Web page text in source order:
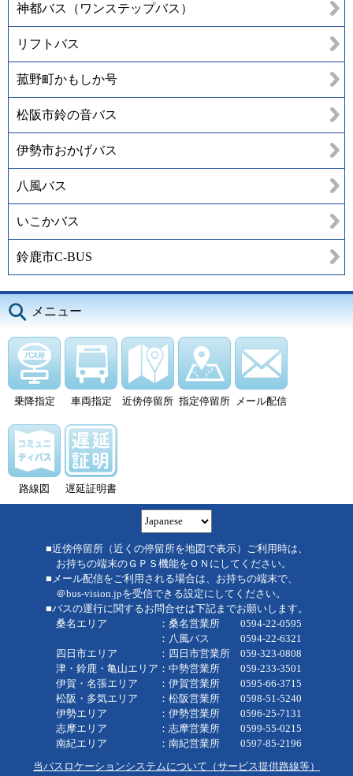
神都バス（ワンステップバス）
リフトバス
菰野町かもしか号
松阪市鈴の音バス
伊勢市おかげバス
八風バス
いこかバス
鈴鹿市C-BUS
メニュー
乗降指定 車両指定 近傍停留所 指定停留所 メール配信
路線図 遅延証明書
■近傍停留所（近くの停留所を地図で表示）ご利用時は、
お持ちの端末のＧＰＳ機能をＯＮにしてください。
■メール配信をご利用される場合は、お持ちの端末で、
＠bus-vision.jpを受信できる設定にしてください。
■バスの運行に関するお問合せは下記までお願いします。
桑名エリア ：桑名営業所 0594-22-0595
：八風バス 0594-22-6321
四日市エリア ：四日市営業所 059-323-0808
津・鈴鹿・亀山エリア：中勢営業所 059-233-3501
伊賀・名張エリア ：伊賀営業所 0595-66-3715
松阪・多気エリア ：松阪営業所 0598-51-5240
伊勢エリア ：伊勢営業所 0596-25-7131
志摩エリア ：志摩営業所 0599-55-0215
南紀エリア ：南紀営業所 0597-85-2196
当バスロケーションシステムについて（サービス提供路線等）